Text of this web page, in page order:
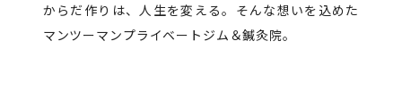
からだ作りは、人生を変える。そんな想いを込めた
マンツーマンプライベートジム＆鍼灸院。